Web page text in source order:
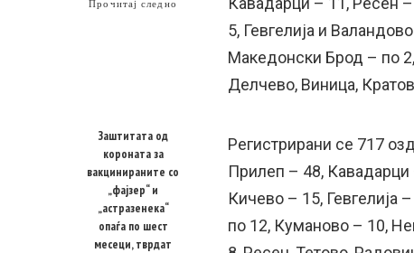
Прочитај следно
Заштитата од
короната за
вакцинираните со
„фајзер“ и
„астразенека“
опаѓа по шест
месеци, тврдат
5, Гевгелија и
Македонски Брод – по
Делчево, Виница,
Регистрирани сe 717
Прилеп – 48,
Кичево – 15, Гевгелија
по 12, Куманово – 10,